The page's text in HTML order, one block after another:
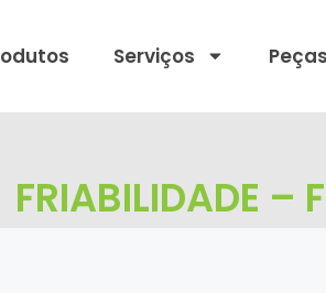
Serviços Peças
FRIABILIDADE –